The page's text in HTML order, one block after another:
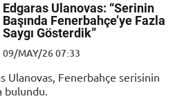
Edgaras Ulanovas: “Serinin
Başında Fenerbahçe’ye Fazla
Saygı Gösterdik”
09/MAY/26 07:33
Ulanovas, Fenerbahçe serisinin
bulundu.